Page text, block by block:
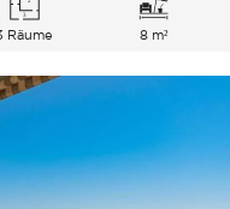
Räume 8 m²